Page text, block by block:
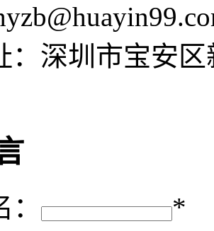
：深圳市宝安
*